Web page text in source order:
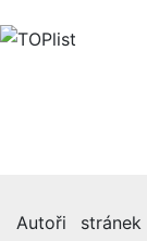
Autoři